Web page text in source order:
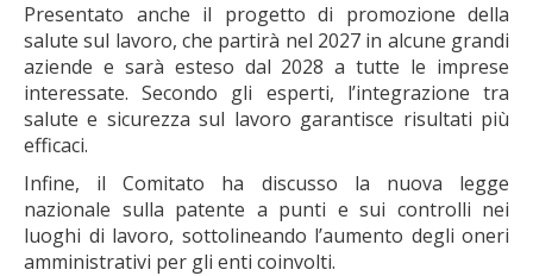
Presentato anche il progetto di promozione della
salute sul lavoro, che partirà nel 2027 in alcune grandi
aziende e sarà esteso dal 2028 a tutte le imprese
interessate. Secondo gli esperti, l’integrazione tra
salute e sicurezza sul lavoro garantisce risultati più
efficaci.
Infine, il Comitato ha discusso la nuova legge
nazionale sulla patente a punti e sui controlli nei
luoghi di lavoro, sottolineando l’aumento degli oneri
amministrativi per gli enti coinvolti.